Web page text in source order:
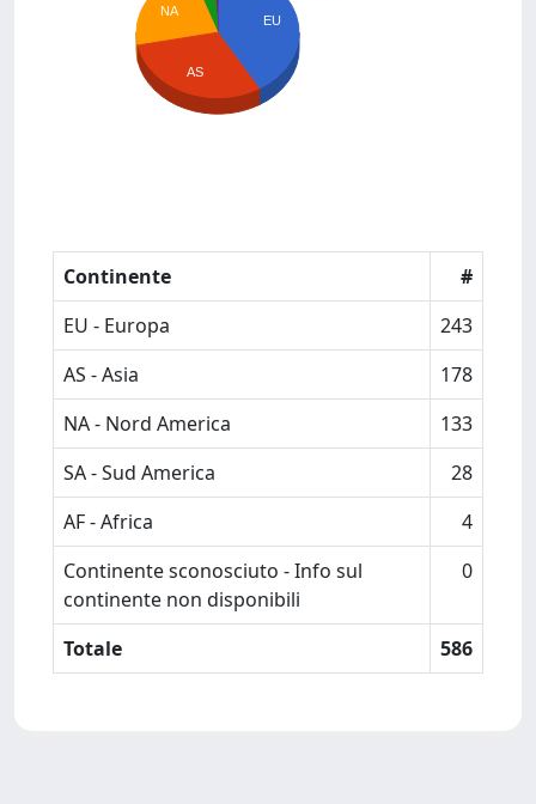
EU
NA
AS
Continente
#
EU - Europa
243
AS - Asia
178
NA - Nord America
133
SA - Sud America
28
AF - Africa
4
Continente sconosciuto - Info sul
continente non disponibili
0
Totale 586